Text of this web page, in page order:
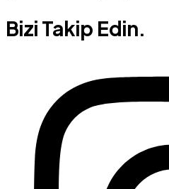
Bizi Takip Edin.